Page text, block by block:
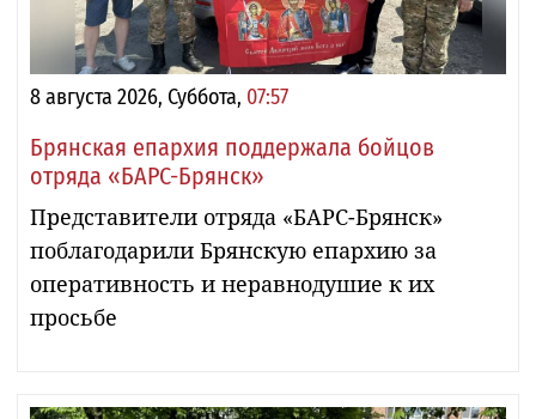
8 августа 2026, Суббота, 07:57
Брянская епархия поддержала бойцов
отряда «БАРС-Брянск»
Представители отряда «БАРС-Брянск»
поблагодарили Брянскую епархию за
оперативность и неравнодушие к их
просьбе